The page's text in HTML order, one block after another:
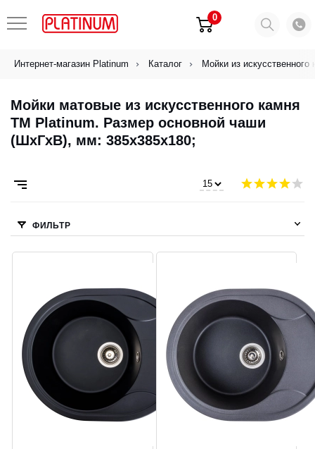
0
Интернет-магазин Platinum Каталог Мойки из искусственного
Мойки матовые из искусственного камня
ТМ Platinum. Размер основной чаши
(ШхГхВ), мм: 385х385х180;
ФИЛЬТР